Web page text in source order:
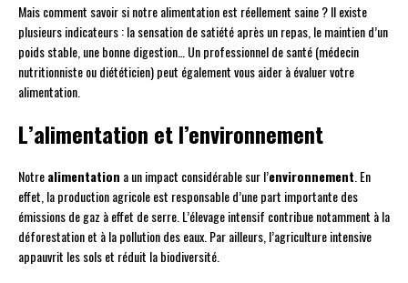
Mais comment savoir si notre alimentation est réellement saine ? Il existe
plusieurs indicateurs : la sensation de satiété après un repas, le maintien d’un
poids stable, une bonne digestion… Un professionnel de santé (médecin
nutritionniste ou diététicien) peut également vous aider à évaluer votre
alimentation.
L’alimentation et l’environnement
Notrealimentation a un impact considérable sur l’environnement . En
effet, la production agricole est responsable d’une part importante des
émissions de gaz à effet de serre. L’élevage intensif contribue notamment à la
déforestation et à la pollution des eaux. Par ailleurs, l’agriculture intensive
appauvrit les sols et réduit la biodiversité.